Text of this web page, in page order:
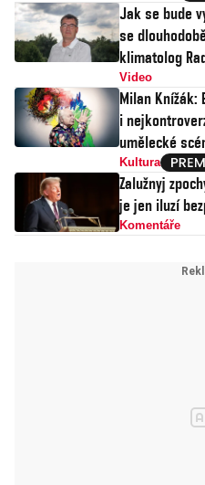
Jak se bude
se
klimatolog
Video
Milan Knížák:
i
umělecké
Kultura
Zalužnyj
je jen iluzí
Komentáře